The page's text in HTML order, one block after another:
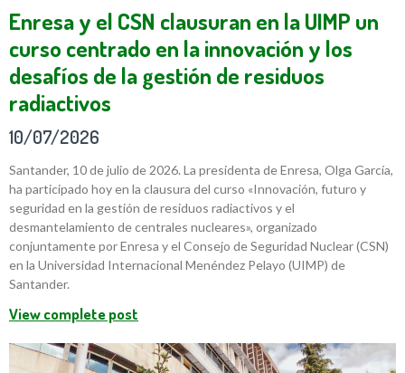
Enresa y el CSN clausuran en la UIMP un
curso centrado en la innovación y los
desafíos de la gestión de residuos
radiactivos
10/07/2026
Santander, 10 de julio de 2026. La presidenta de Enresa, Olga García,
ha participado hoy en la clausura del curso «Innovación, futuro y
seguridad en la gestión de residuos radiactivos y el
desmantelamiento de centrales nucleares», organizado
conjuntamente por Enresa y el Consejo de Seguridad Nuclear (CSN)
en la Universidad Internacional Menéndez Pelayo (UIMP) de
Santander.
View complete post